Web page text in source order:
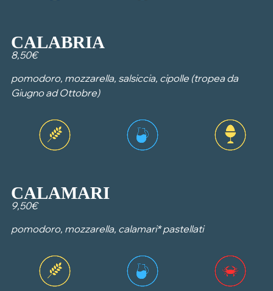
CALABRIA
8,50€
pomodoro, mozzarella, salsiccia, cipolle (tropea da
Giugno ad Ottobre)
CALAMARI
9,50€
pomodoro, mozzarella, calamari* pastellati